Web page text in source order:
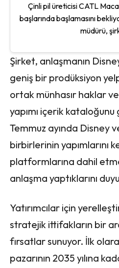
Çinli pil üreticisi CATL
başlarında başlamasını
müdürü,
Şirket, anlaşmanın
geniş bir prodüksiyon
ortak münhasır haklar
yapımı içerik
Temmuz ayında Disney
birbirlerinin yapımlarını
platformlarına dahil
anlaşma yaptıklarını
Yatırımcılar için
stratejik ittifakların bir
fırsatlar sunuyor. İlk
pazarının 2035 yılına